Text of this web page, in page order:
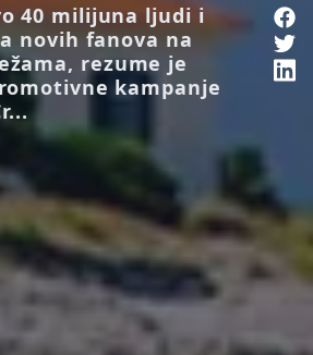
40 milijuna ljudi i
novih fanova na
rezume je
kampanje